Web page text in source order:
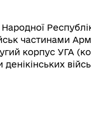
частинами
корпус УГА